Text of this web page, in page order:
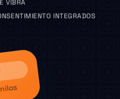
VIBRA
INTEGRADOS